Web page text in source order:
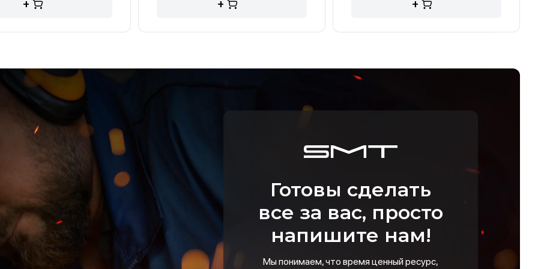
+ + +
Готовы сделать
все за вас, просто
напишите нам!
Мы понимаем, что время ценный ресурс,